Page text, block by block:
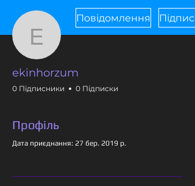
ekinhorzum
Повідомлення
ekinhorzum
0 Підписники 0 Підписки
Профіль
Дата приєднання: 27 бер. 2019 р.